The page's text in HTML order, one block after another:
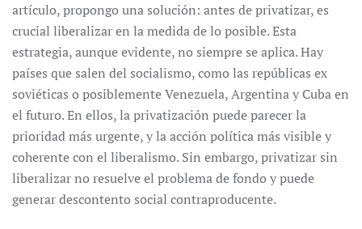
artículo, propongo una solución: antes de privatizar, es
crucial liberalizar en la medida de lo posible. Esta
estrategia, aunque evidente, no siempre se aplica. Hay
países que salen del socialismo, como las repúblicas ex
soviéticas o posiblemente Venezuela, Argentina y Cuba en
el futuro. En ellos, la privatización puede parecer la
prioridad más urgente, y la acción política más visible y
coherente con el liberalismo. Sin embargo, privatizar sin
liberalizar no resuelve el problema de fondo y puede
generar descontento social contraproducente.